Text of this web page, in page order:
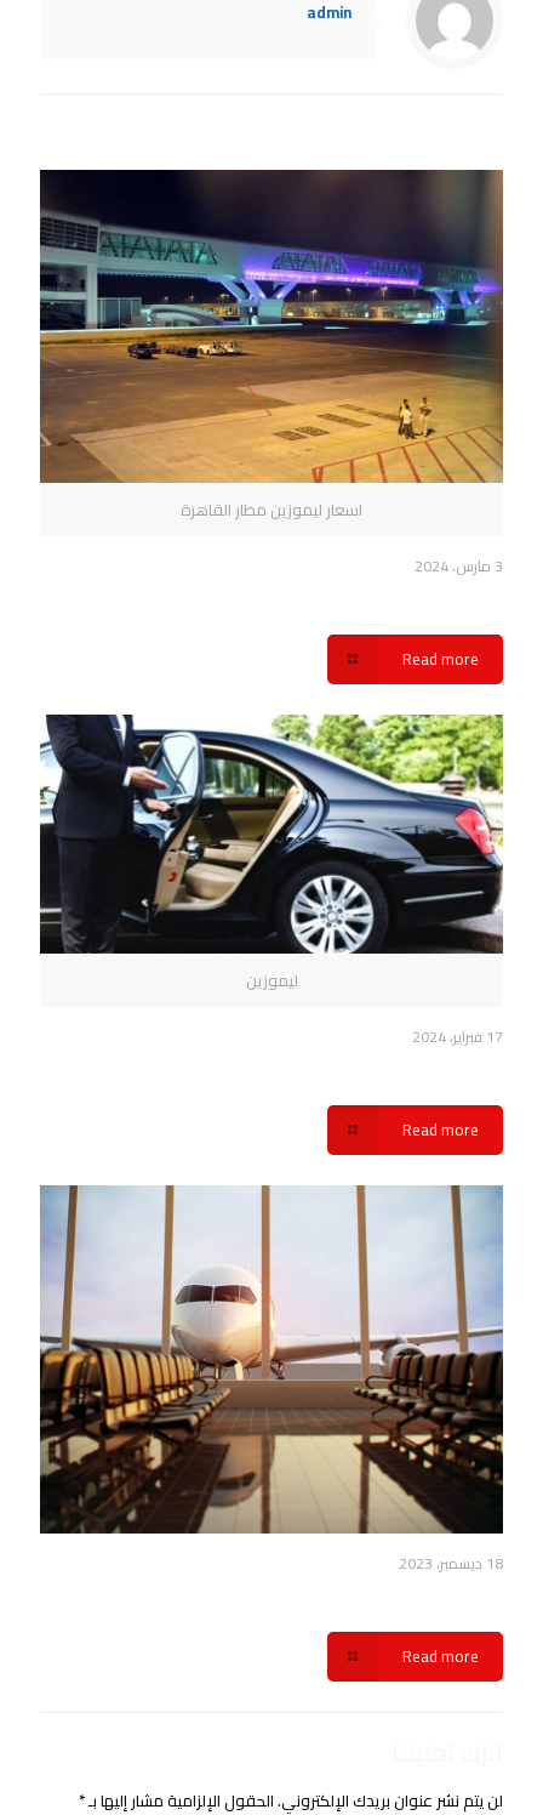
admin
اسعار ليموزين مطار القاهرة
3 مارس، 2024
Read more
ليموزين
17 فبراير، 2024
Read more
18 ديسمبر، 2023
Read more
لن يتم نشر عنوان بريدك الإلكتروني.الحقول الإلزامية مشار إليها بـ*